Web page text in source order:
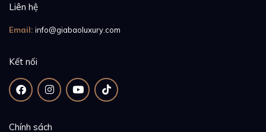
Liên hệ
Email: info@giabaoluxury.com
Kết nối
Chính sách